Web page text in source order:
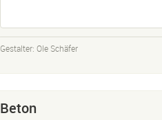
Gestalter: Ole Schäfer
Beton